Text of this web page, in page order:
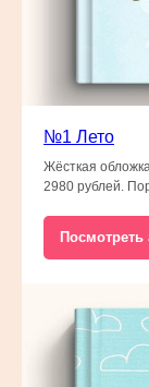
№1 Лето
Жёсткая
2980 рублей.